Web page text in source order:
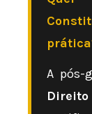
A pós-